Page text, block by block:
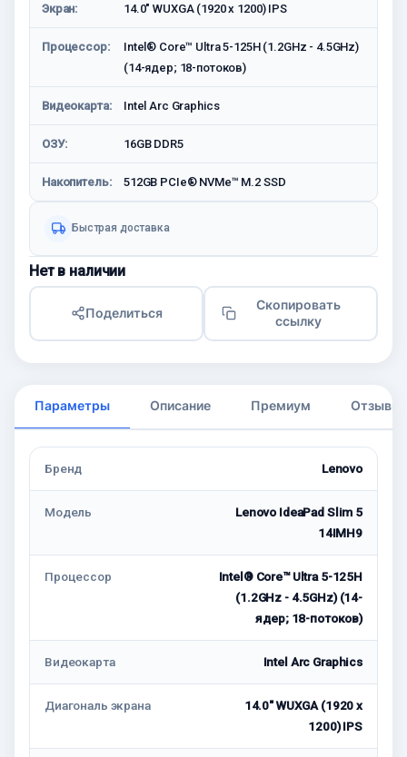
Экран: 14.0" WUXGA (1920 x 1200) IPS
Процессор:
Intel® Core™ Ultra 5-125H (1.2GHz - 4.5GHz)
(14-ядер; 18-потоков)
Видеокарта: Intel Arc Graphics
ОЗУ: 16GB DDR5
Накопитель: 512GB PCIe® NVMe™ M.2 SSD
Быстрая доставка
Нет в наличии
Поделиться
Скопировать
ссылку
Параметры Описание Премиум Отзывы
Бренд Lenovo
Модель
Lenovo IdeaPad Slim 5
14IMH9
Процессор
Intel® Core™ Ultra 5-125H
(1.2GHz - 4.5GHz) (14-
ядер; 18-потоков)
Видеокарта Intel Arc Graphics
Диагональ экрана
14.0" WUXGA (1920 x
1200) IPS